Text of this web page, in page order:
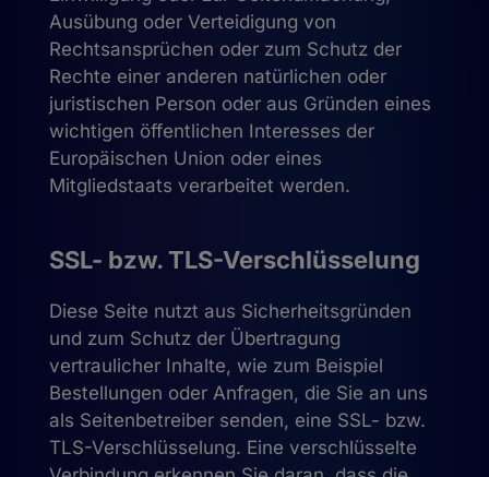
Ausübung oder Verteidigung von
Rechtsansprüchen oder zum Schutz der
Rechte einer anderen natürlichen oder
juristischen Person oder aus Gründen eines
wichtigen öffentlichen Interesses der
Europäischen Union oder eines
Mitgliedstaats verarbeitet werden.
SSL- bzw. TLS-Verschlüsselung
Diese Seite nutzt aus Sicherheitsgründen
und zum Schutz der Übertragung
vertraulicher Inhalte, wie zum Beispiel
Bestellungen oder Anfragen, die Sie an uns
als Seitenbetreiber senden, eine SSL- bzw.
TLS-Verschlüsselung. Eine verschlüsselte